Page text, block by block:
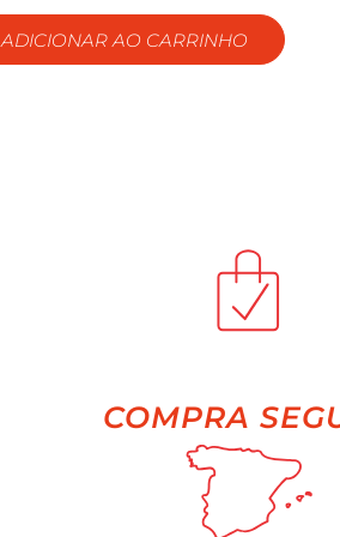
ADICIONAR AO CARRINHO
COMPRA